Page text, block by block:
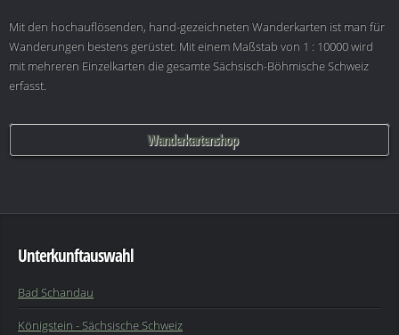
Mit den hochauflösenden, hand-gezeichneten Wanderkarten ist man für
Wanderungen bestens gerüstet. Mit einem Maßstab von 1 : 10000 wird
mit mehreren Einzelkarten die gesamte Sächsisch-Böhmische Schweiz
erfasst.
Wanderkartenshop
Unterkunftauswahl
Bad Schandau
Königstein - Sächsische Schweiz